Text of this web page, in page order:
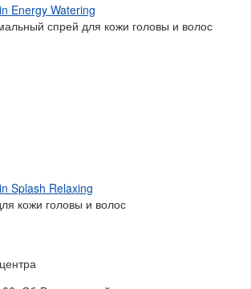
Energy Watering
спрей для кожи головы и волос
Splash Relaxing
кожи головы и волос